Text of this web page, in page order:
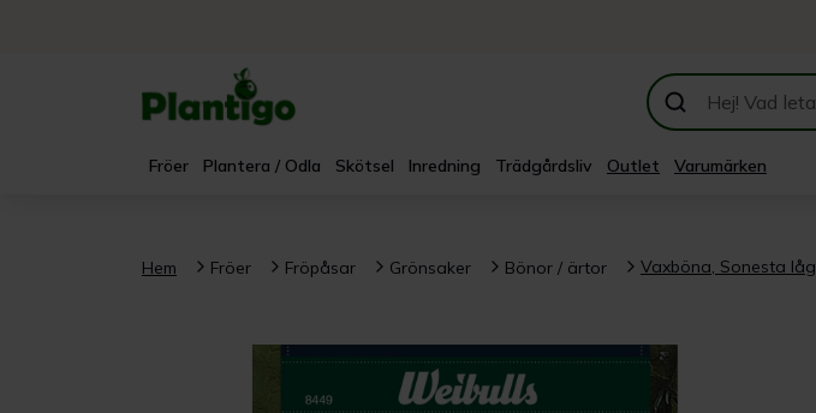
Fröer Plantera / Odla Skötsel Inredning Trädgårdsliv Outlet Varumärken
Hem Fröer Fröpåsar Grönsaker Bönor / ärtor Vaxböna, Sonesta låg